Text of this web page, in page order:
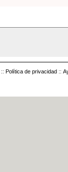
:: Política de privacidad ::